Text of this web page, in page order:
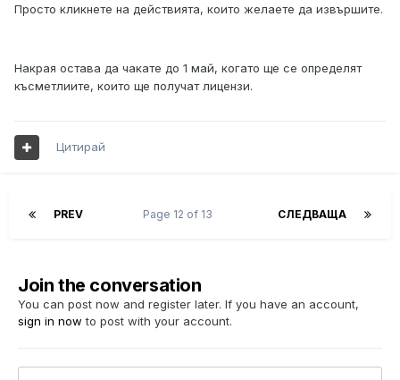
Просто кликнете на действията, които желаете да извършите.
Накрая остава да чакате до 1 май, когато ще се определят
късметлиите, които ще получат лицензи.
Цитирай
PREV СЛЕДВАЩА
Page 12 of 13
Join the conversation
You can post now and register later. If you have an account,
sign in now to post with your account.